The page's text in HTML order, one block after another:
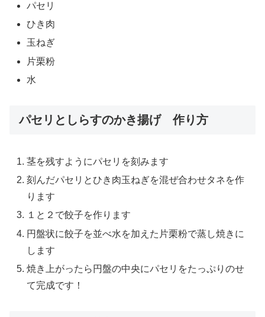
パセリ
ひき肉
玉ねぎ
片栗粉
水
パセリとしらすのかき揚げ 作り方
茎を残すようにパセリを刻みます
刻んだパセリとひき肉玉ねぎを混ぜ合わせタネを作
ります
１と２で餃子を作ります
円盤状に餃子を並べ水を加えた片栗粉で蒸し焼きに
します
焼き上がったら円盤の中央にパセリをたっぷりのせ
て完成です！